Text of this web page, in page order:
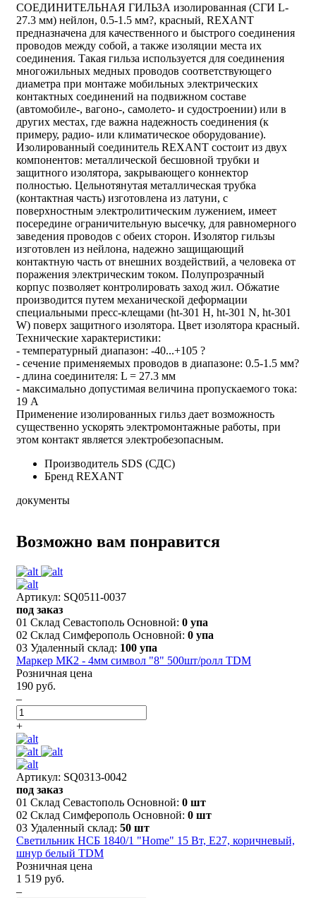
СОЕДИНИТЕЛЬНАЯ ГИЛЬЗА изолированная (СГИ L-
27.3 мм) нейлон, 0.5-1.5 мм?, красный, REXANT
предназначена для качественного и быстрого соединения
проводов между собой, а также изоляции места их
соединения. Такая гильза используется для соединения
многожильных медных проводов соответствующего
диаметра при монтаже мобильных электрических
контактных соединений на подвижном составе
(автомобиле-, вагоно-, самолето- и судостроении) или в
других местах, где важна надежность соединения (к
примеру, радио- или климатическое оборудование).
Изолированный соединитель REXANT состоит из двух
компонентов: металлической бесшовной трубки и
защитного изолятора, закрывающего коннектор
полностью. Цельнотянутая металлическая трубка
(контактная часть) изготовлена из латуни, с
поверхностным электролитическим лужением, имеет
посередине ограничительную высечку, для равномерного
заведения проводов с обеих сторон. Изолятор гильзы
изготовлен из нейлона, надежно защищающий
контактную часть от внешних воздействий, а человека от
поражения электрическим током. Полупрозрачный
корпус позволяет контролировать заход жил. Обжатие
производится путем механической деформации
специальными пресс-клещами (ht-301 H, ht-301 N, ht-301
W) поверх защитного изолятора. Цвет изолятора красный.
Технические характеристики:
- температурный диапазон: -40...+105 ?
- сечение применяемых проводов в диапазоне: 0.5-1.5 мм?
- длина соединителя: L = 27.3 мм
- максимально допустимая величина пропускаемого тока:
19 А
Применение изолированных гильз дает возможность
существенно ускорять электромонтажные работы, при
этом контакт является электробезопасным.
Производитель SDS (СДС)
Бренд REXANT
документы
Возможно вам понравится
Артикул: SQ0511-0037
под заказ
01 Склад Севастополь Основной: 0 упа
02 Склад Симферополь Основной: 0 упа
03 Удаленный склад: 100 упа
Маркер МК2 - 4мм символ "8" 500шт/ролл TDM
Розничная цена
190 руб.
–
+
Артикул: SQ0313-0042
под заказ
01 Склад Севастополь Основной: 0 шт
02 Склад Симферополь Основной: 0 шт
03 Удаленный склад: 50 шт
Светильник НСБ 1840/1 "Home" 15 Вт, Е27, коричневый,
шнур белый TDM
Розничная цена
1 519 руб.
–